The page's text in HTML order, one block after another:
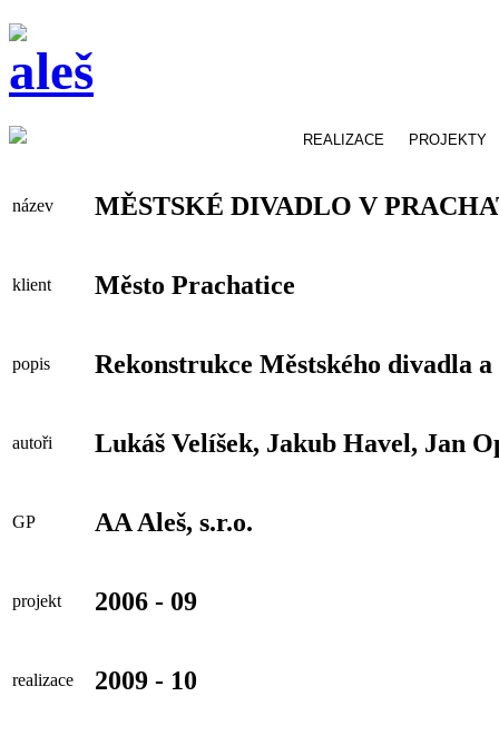
REALIZACE PROJEKTY
název MĚSTSKÉ DIVADLO V
klient Město Prachatice
popis Rekonstrukce Městského divadla
autoři Lukáš Velíšek, Jakub Havel, Jan
GP AA Aleš, s.r.o.
projekt 2006 - 09
realizace 2009 - 10